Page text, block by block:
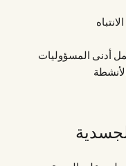
أدنى المسؤوليات